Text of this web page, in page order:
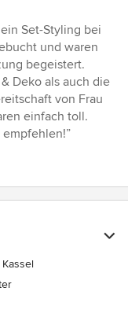
Set-Styling bei
und waren
begeistert.
Deko als auch die
von Frau
einfach toll.